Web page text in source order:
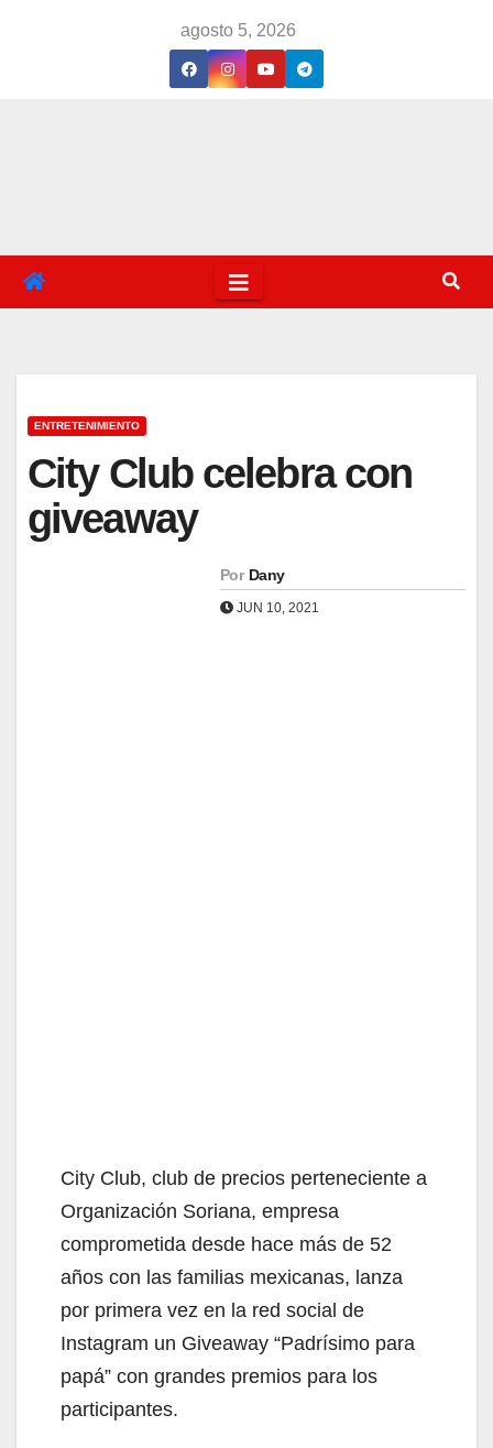
agosto 5, 2026
ENTRETENIMIENTO
City Club celebra con
giveaway
Por Dany
JUN 10, 2021
City Club, club de precios perteneciente a
Organización Soriana, empresa
comprometida desde hace más de 52
años con las familias mexicanas, lanza
por primera vez en la red social de
Instagram un Giveaway “Padrísimo para
papá” con grandes premios para los
participantes.